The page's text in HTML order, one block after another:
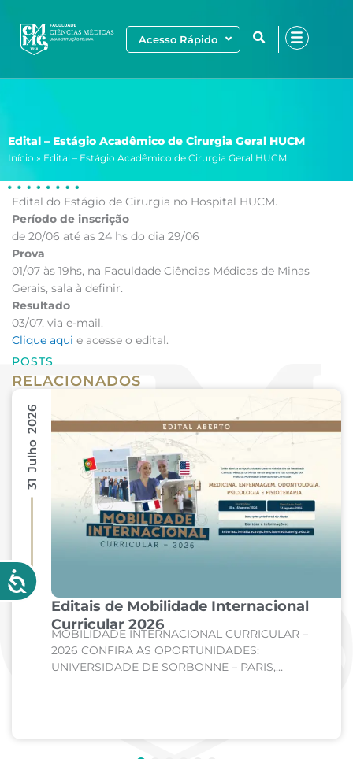
para
Acesso Rápido
Edital – Estágio Acadêmico de Cirurgia Geral HUCM
Início » Edital – Estágio Acadêmico de Cirurgia Geral HUCM
Edital do Estágio de Cirurgia no Hospital HUCM.
Período de inscrição
de 20/06 até as 24 hs do dia 29/06
Prova
01/07 às 19hs, na Faculdade Ciências Médicas de Minas
Gerais, sala à definir.
Resultado
03/07, via e-mail.
Clique aqui e acesse o edital.
POSTS
RELACIONADOS
Editais de Mobilidade Internacional
Curricular 2026
MOBILIDADE INTERNACIONAL CURRICULAR –
2026 CONFIRA AS OPORTUNIDADES:
UNIVERSIDADE DE SORBONNE – PARIS,
31 Julho 2026